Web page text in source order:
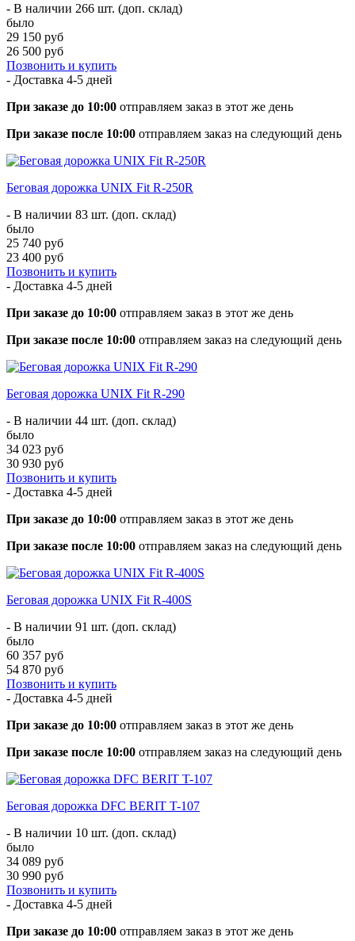
- В наличии 266 шт. (доп. склад)
было
29 150 руб
26 500 руб
Позвонить и купить
- Доставка 4-5 дней
При заказе до 10:00 отправляем заказ в этот же день
При заказе после 10:00 отправляем заказ на следующий день
Беговая дорожка UNIX Fit R-250R
- В наличии 83 шт. (доп. склад)
было
25 740 руб
23 400 руб
Позвонить и купить
- Доставка 4-5 дней
При заказе до 10:00 отправляем заказ в этот же день
При заказе после 10:00 отправляем заказ на следующий день
Беговая дорожка UNIX Fit R-290
- В наличии 44 шт. (доп. склад)
было
34 023 руб
30 930 руб
Позвонить и купить
- Доставка 4-5 дней
При заказе до 10:00 отправляем заказ в этот же день
При заказе после 10:00 отправляем заказ на следующий день
Беговая дорожка UNIX Fit R-400S
- В наличии 91 шт. (доп. склад)
было
60 357 руб
54 870 руб
Позвонить и купить
- Доставка 4-5 дней
При заказе до 10:00 отправляем заказ в этот же день
При заказе после 10:00 отправляем заказ на следующий день
Беговая дорожка DFC BERIT T-107
- В наличии 10 шт. (доп. склад)
было
34 089 руб
30 990 руб
Позвонить и купить
- Доставка 4-5 дней
При заказе до 10:00 отправляем заказ в этот же день